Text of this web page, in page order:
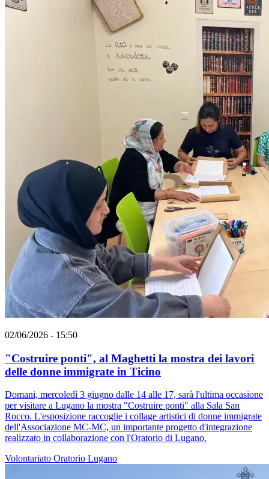
02/06/2026 - 15:50
"Costruire ponti", al Maghetti la mostra dei lavori
delle donne immigrate in Ticino
Domani, mercoledì 3 giugno dalle 14 alle 17, sarà l'ultima occasione
per visitare a Lugano la mostra "Costruire ponti" alla Sala San
Rocco. L'esposizione raccoglie i collage artistici di donne immigrate
dell'Associazione MC-MC, un importante progetto d'integrazione
realizzato in collaborazione con l'Oratorio di Lugano.
Volontariato Oratorio Lugano